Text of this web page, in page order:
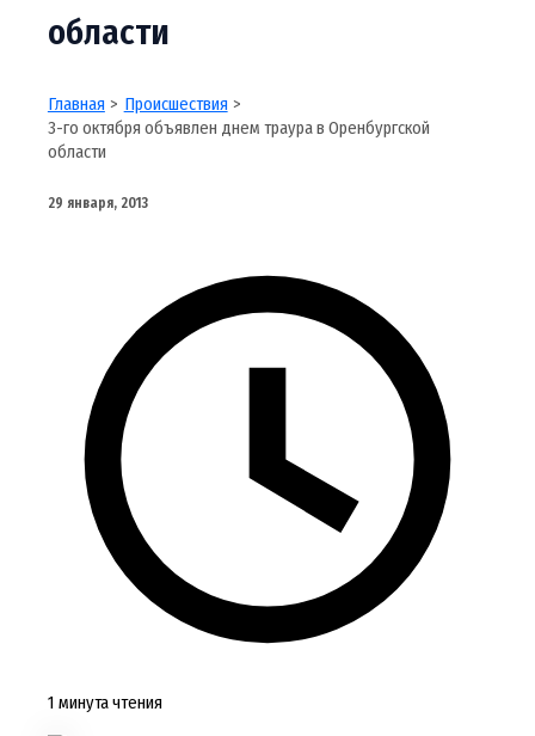
области
Главная
Происшествия
3-го октября объявлен днем траура в Оренбургской
области
29 января, 2013
1 минута чтения